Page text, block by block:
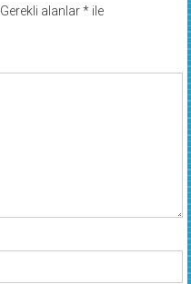
Gerekli alanlar*ile